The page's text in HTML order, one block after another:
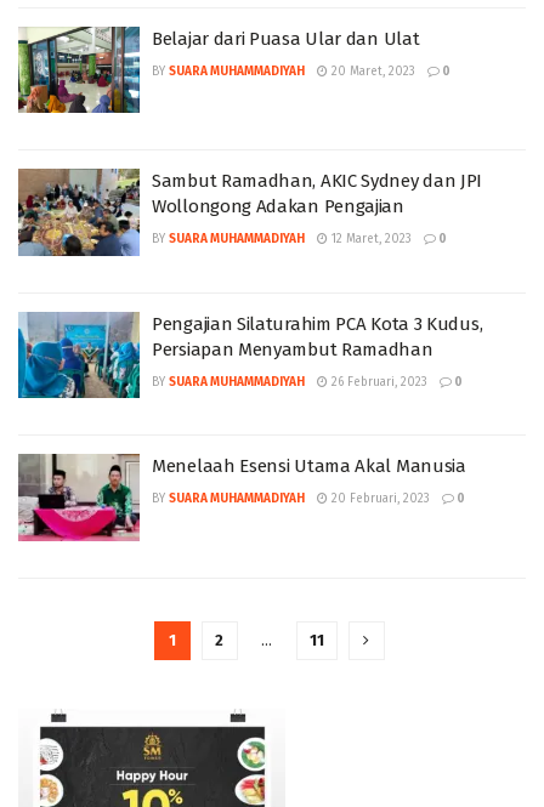
Belajar dari Puasa Ular dan Ulat
BY SUARA MUHAMMADIYAH 20 Maret, 2023 0
Sambut Ramadhan, AKIC Sydney dan JPI
Wollongong Adakan Pengajian
BY SUARA MUHAMMADIYAH 12 Maret, 2023 0
Pengajian Silaturahim PCA Kota 3 Kudus,
Persiapan Menyambut Ramadhan
BY SUARA MUHAMMADIYAH 26 Februari, 2023 0
Menelaah Esensi Utama Akal Manusia
BY SUARA MUHAMMADIYAH 20 Februari, 2023 0
1 2 … 11